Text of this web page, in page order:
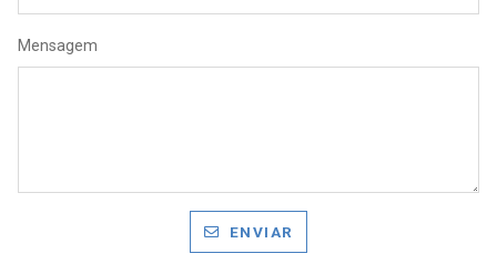
Mensagem
ENVIAR